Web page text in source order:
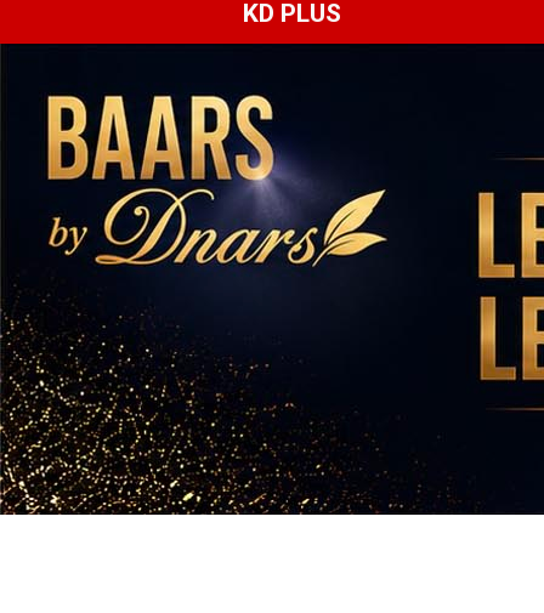
KD PLUS